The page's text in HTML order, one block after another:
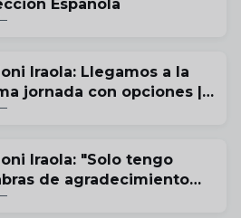
Española
Iraola: Llegamos a la
jornada con opciones |
Iraola: "Solo tengo
de agradecimiento
tres temporadas" |